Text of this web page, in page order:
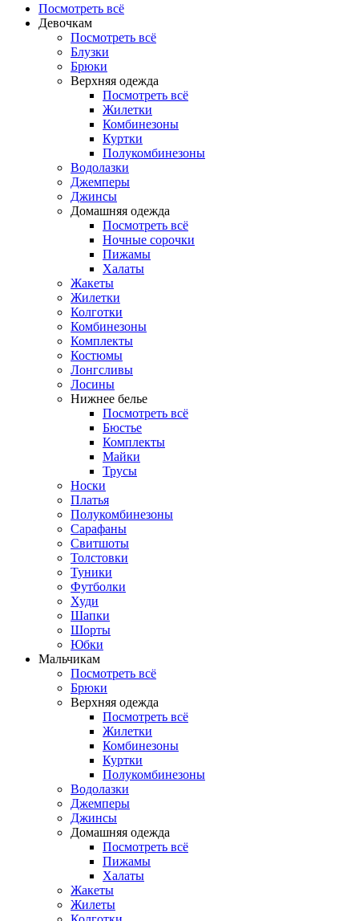
Посмотреть всё
Девочкам
Посмотреть всё
Блузки
Брюки
Верхняя одежда
Посмотреть всё
Жилетки
Комбинезоны
Куртки
Полукомбинезоны
Водолазки
Джемперы
Джинсы
Домашняя одежда
Посмотреть всё
Ночные сорочки
Пижамы
Халаты
Жакеты
Жилетки
Колготки
Комбинезоны
Комплекты
Костюмы
Лонгсливы
Лосины
Нижнее белье
Посмотреть всё
Бюстье
Комплекты
Майки
Трусы
Носки
Платья
Полукомбинезоны
Сарафаны
Свитшоты
Толстовки
Туники
Футболки
Худи
Шапки
Шорты
Юбки
Мальчикам
Посмотреть всё
Брюки
Верхняя одежда
Посмотреть всё
Жилетки
Комбинезоны
Куртки
Полукомбинезоны
Водолазки
Джемперы
Джинсы
Домашняя одежда
Посмотреть всё
Пижамы
Халаты
Жакеты
Жилеты